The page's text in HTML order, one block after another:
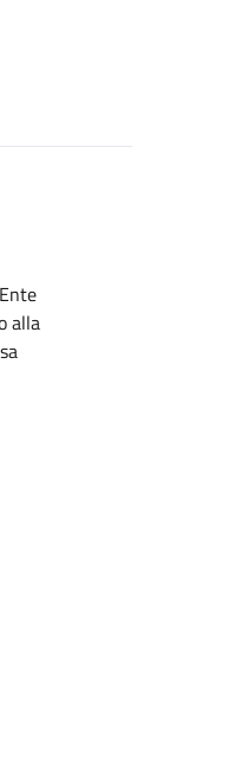
alla